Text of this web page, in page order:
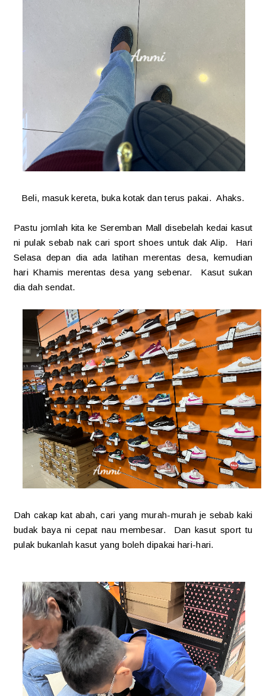
Beli, masuk kereta, buka kotak dan terus pakai. Ahaks.
Pastu jomlah kita ke Seremban Mall disebelah kedai kasut
ni pulak sebab nak cari sport shoes untuk dak Alip. Hari
Selasa depan dia ada latihan merentas desa, kemudian
hari Khamis merentas desa yang sebenar. Kasut sukan
dia dah sendat.
Dah cakap kat abah, cari yang murah-murah je sebab kaki
budak baya ni cepat nau membesar. Dan kasut sport tu
pulak bukanlah kasut yang boleh dipakai hari-hari.